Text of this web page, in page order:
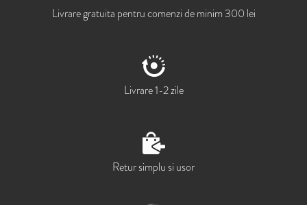
Livrare gratuita pentru comenzi de minim 300 lei
Livrare 1-2 zile
Retur simplu si usor